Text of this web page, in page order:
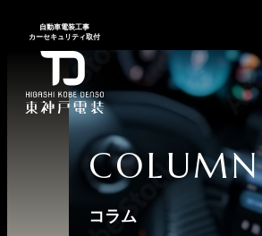
⾃動⾞電装⼯事
カーセキュリティ取付
COLUMN
コラム